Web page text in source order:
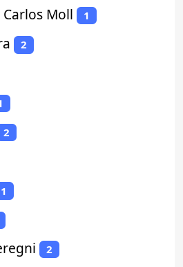
Carlos Moll 1
2
2
1
2